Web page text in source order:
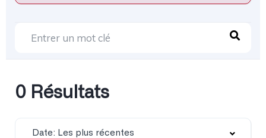
0 Résultats
Date: Les plus récentes